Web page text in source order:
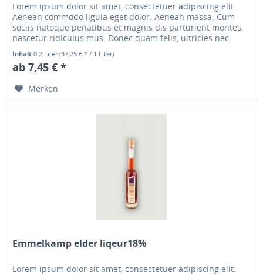
Lorem ipsum dolor sit amet, consectetuer adipiscing elit.
Aenean commodo ligula eget dolor. Aenean massa. Cum
sociis natoque penatibus et magnis dis parturient montes,
nascetur ridiculus mus. Donec quam felis, ultricies nec,
pellentesque...
Inhalt0.2 Liter(37,25 € * / 1 Liter)
ab 7,45 € *
Merken
Emmelkamp elder liqeur18%
Lorem ipsum dolor sit amet, consectetuer adipiscing elit.